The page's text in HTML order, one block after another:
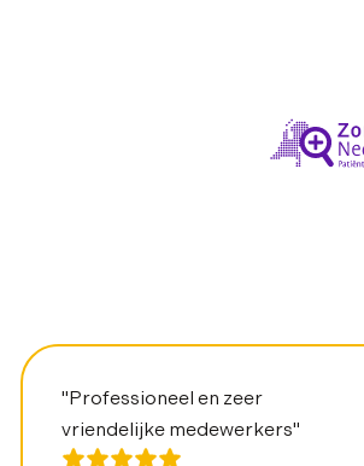
"Professioneel en zeer
vriendelijke medewerkers"